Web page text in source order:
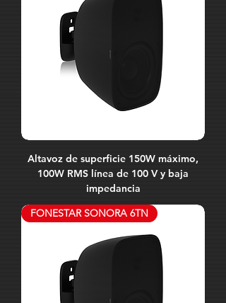
Altavoz de superficie 150W máximo,
100W RMS línea de 100 V y baja
impedancia
FONESTAR SONORA 6TN